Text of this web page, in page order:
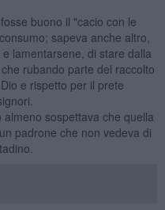
buono il "cacio con le
sapeva anche altro,
lamentarsene, di stare dalla
rubando parte del raccolto
e rispetto per il prete
almeno sospettava che quella
padrone che non vedeva di